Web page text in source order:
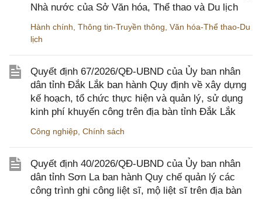
Nhà nước của Sở Văn hóa, Thể thao và Du lịch
Hành chính Thông tin-Truyền thông Văn hóa-Thể thao-Du
lịch
Quyết định 67/2026/QĐ-UBND của Ủy ban nhân
dân tỉnh Đắk Lắk ban hành Quy định về xây dựng
kế hoạch, tổ chức thực hiện và quản lý, sử dụng
kinh phí khuyến công trên địa bàn tỉnh Đắk Lắk
Công nghiệp Chính sách
Quyết định 40/2026/QĐ-UBND của Ủy ban nhân
dân tỉnh Sơn La ban hành Quy chế quản lý các
công trình ghi công liệt sĩ, mộ liệt sĩ trên địa bàn